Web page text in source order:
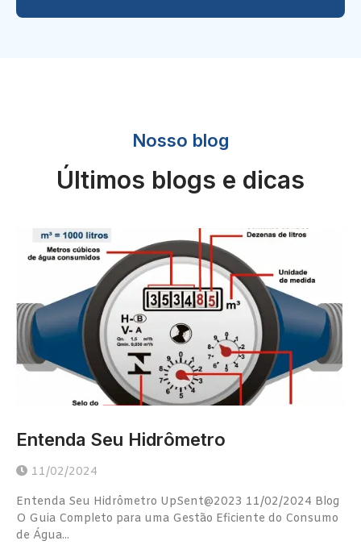
Nosso blog
Últimos blogs e dicas
Entenda Seu Hidrômetro
11/02/2024
Entenda Seu Hidrômetro UpSent@2023 11/02/2024 Blog
O Guia Completo para uma Gestão Eficiente do Consumo
de Água...